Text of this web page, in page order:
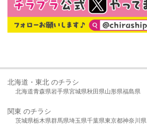
北海道・東北 のチラシ
北海道青森県岩手県宮城県秋田県山形県福島県
関東 のチラシ
茨城県栃木県群馬県埼玉県千葉県東京都神奈川県